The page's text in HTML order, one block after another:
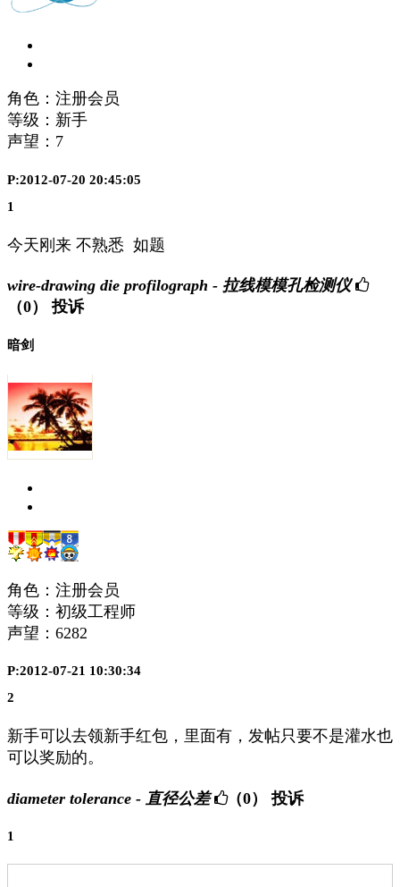
角色：注册会员
等级：新手
声望： 7
P:2012-07-20 20:45:05
1
今天刚来 不熟悉 如题
wire-drawing die profilograph - 拉线模模孔检测仪
（0）
投诉
暗剑
角色：注册会员
等级：初级工程师
声望： 6282
P:2012-07-21 10:30:34
2
新手可以去领新手红包，里面有，发帖只要不是灌水也
可以奖励的。
diameter tolerance - 直径公差 （0） 投诉
1